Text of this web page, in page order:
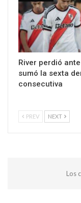
River perdió
sumó la sexta
consecutiva
PREV NEXT
Los